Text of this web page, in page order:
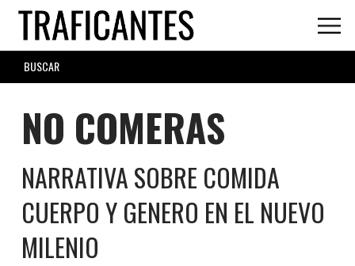
Skip
main
content
SEARCH
FORM
NO COMERAS
NARRATIVA SOBRE COMIDA
CUERPO Y GENERO EN EL NUEVO
MILENIO